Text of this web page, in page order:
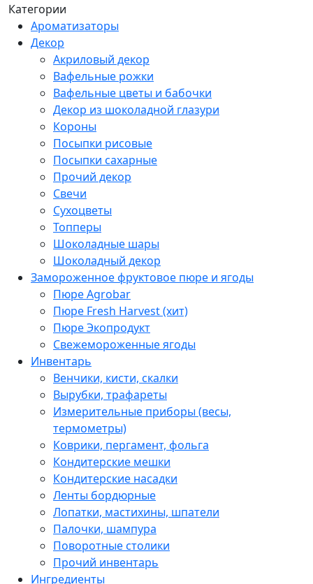
Категории
Ароматизаторы
Декор
Акриловый декор
Вафельные рожки
Вафельные цветы и бабочки
Декор из шоколадной глазури
Короны
Посыпки рисовые
Посыпки сахарные
Прочий декор
Свечи
Сухоцветы
Топперы
Шоколадные шары
Шоколадный декор
Замороженное фруктовое пюре и ягоды
Пюре Agrobar
Пюре Fresh Harvest (хит)
Пюре Экопродукт
Свежемороженные ягоды
Инвентарь
Венчики, кисти, скалки
Вырубки, трафареты
Измерительные приборы (весы,
термометры)
Коврики, пергамент, фольга
Кондитерские мешки
Кондитерские насадки
Ленты бордюрные
Лопатки, мастихины, шпатели
Палочки, шампура
Поворотные столики
Прочий инвентарь
Ингредиенты